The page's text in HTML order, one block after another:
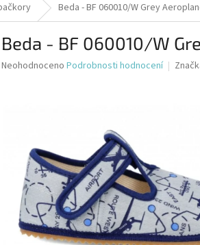
Beda - BF 060010/W Grey
Beda - BF 060010/W
Průměrné
hvězdiček.
Neohodnoceno Podrobnosti hodnocení